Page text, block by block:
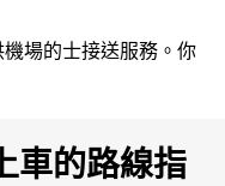
場的士接送服務。你
車的路線指